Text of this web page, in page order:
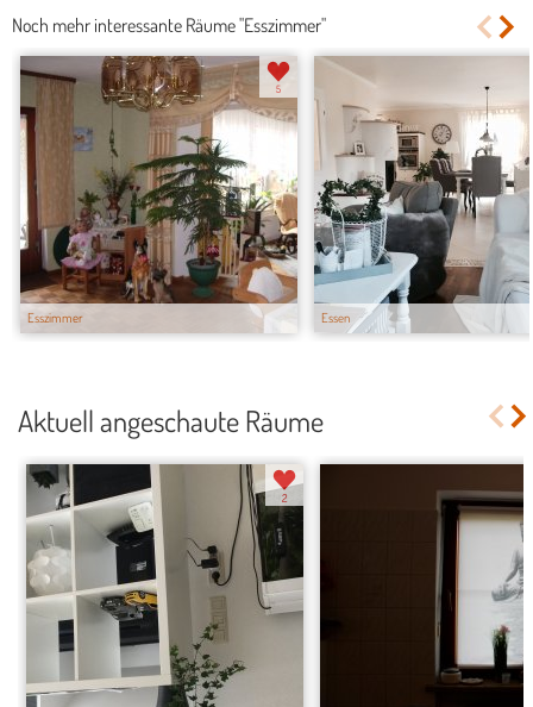
Noch mehr interessante Räume "Esszimmer"
Esszimmer
5
Essen
Aktuell angeschaute Räume
2